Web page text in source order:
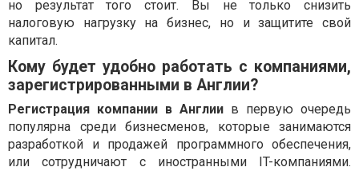
но результат того стоит. Вы не только снизить
налоговую нагрузку на бизнес, но и защитите свой
капитал.
Кому будет удобно работать с компаниями,
зарегистрированными в Англии?
Регистрация компании в Англии в первую очередь
популярна среди бизнесменов, которые занимаются
разработкой и продажей программного обеспечения,
или сотрудничают с иностранными IT-компаниями.